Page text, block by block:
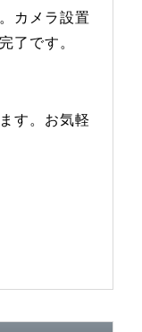
カメラ設置
了です。
す。お気軽